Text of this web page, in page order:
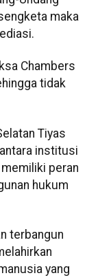
maka
Chambers
tidak
Tiyas
institusi
peran
hukum
terbangun
yang